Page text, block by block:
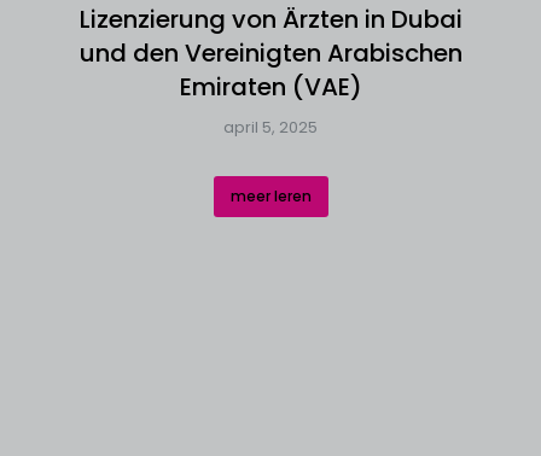
Lizenzierung von Ärzten in Dubai
und den Vereinigten Arabischen
Emiraten (VAE)
april 5, 2025
meer leren